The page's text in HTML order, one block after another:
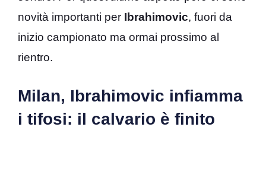
novità importanti per Ibrahimovic, fuori da
inizio campionato ma ormai prossimo al
rientro.
Milan, Ibrahimovic infiamma
i tifosi: il calvario è finito